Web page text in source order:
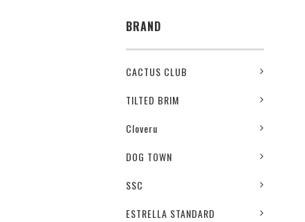
BRAND
CACTUS CLUB
TILTED BRIM
Cloveru
DOG TOWN
SSC
ESTRELLA STANDARD